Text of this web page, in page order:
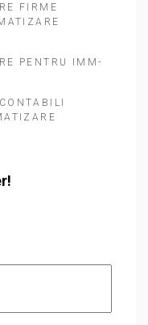
FIRME
PENTRU IMM-